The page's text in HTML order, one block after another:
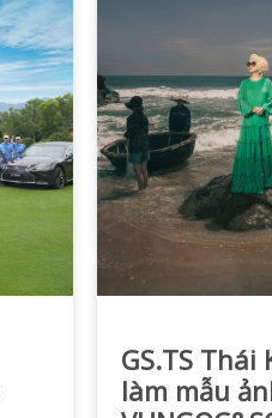
GS.TS Thái
làm mẫu